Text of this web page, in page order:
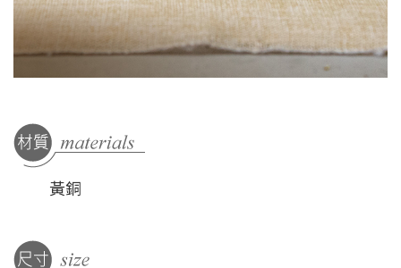
黃銅